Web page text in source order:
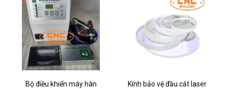
Bộ điều khiển máy hàn
Kính bảo vệ đầu cắt laser